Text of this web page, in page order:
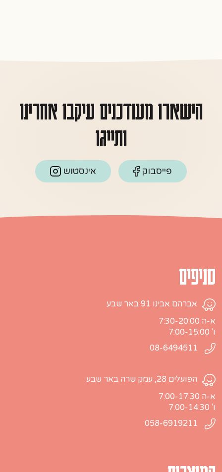
הישארו מעודכנים עיקבו אחרינו
ותייגו
פייסבוק אינסטוש
סניפים
אברהם אבינו 91 באר שבע
א-ה 7:30-20:00
ו' 7:00-15:00
הפועלים 28, עמק שרה באר שבע
א-ה 7:00-17:30
ו' 7:00-14:30